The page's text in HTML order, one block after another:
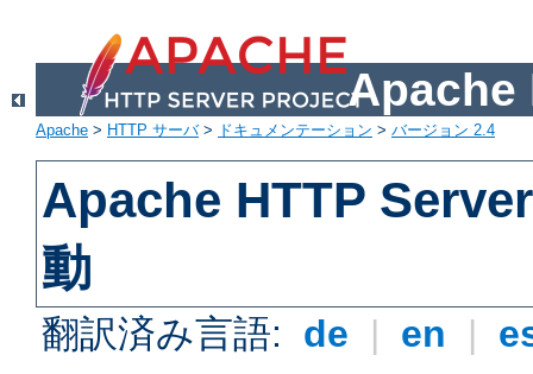
Apache
Apache > HTTP サーバ> ドキュメンテーション > バージョン 2.4
Apache HTTP
動
翻訳済み言語: de | en |